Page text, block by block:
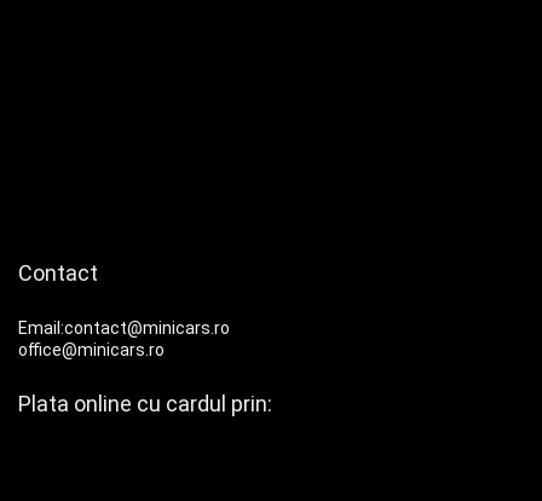
Contact
Email:contact@minicars.ro
office@minicars.ro
Plata online cu cardul prin: